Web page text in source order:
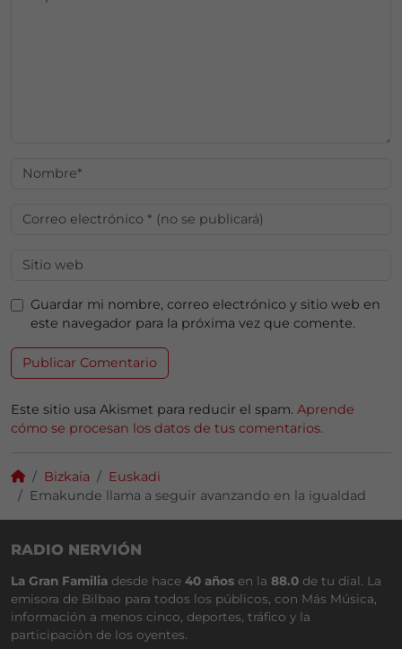
Guardar mi nombre, correo electrónico y sitio web en
este navegador para la próxima vez que comente.
Este sitio usa Akismet para reducir el spam. Aprende
cómo se procesan los datos de tus comentarios.
Bizkaia
Euskadi
Emakunde llama a seguir avanzando en la igualdad
RADIO NERVIÓN
La Gran Familia desde hace 40 años en la 88.0 de tu dial. La
emisora de Bilbao para todos los públicos, con Más Música,
información a menos cinco, deportes, tráfico y la
participación de los oyentes.